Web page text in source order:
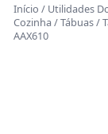
Início / Utilidades
Cozinha /Tábuas/
AAX610